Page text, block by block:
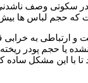
سکوتی وصف
که حجم لباس
و ارتباطی به
یا حجم پودر
با این مشکل